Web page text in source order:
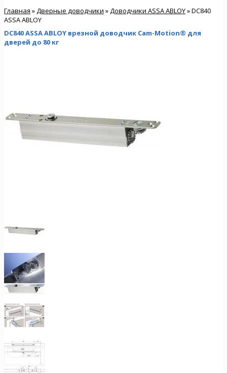
Главная » Дверные доводчики » Доводчики ASSA ABLOY» DC840
ASSA ABLOY
DC840 ASSA ABLOY врезной доводчик Cam-Motion® для
дверей до 80 кг